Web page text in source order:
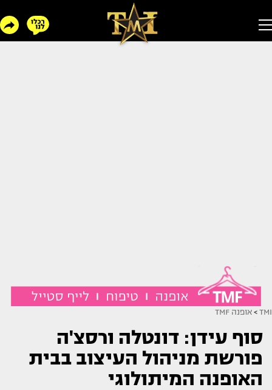
TMI
> אופנה TMF
סוף עידן: דונטלה ורסצ'ה
פורשת מניהול העיצוב בבית
האופנה המיתולוגי